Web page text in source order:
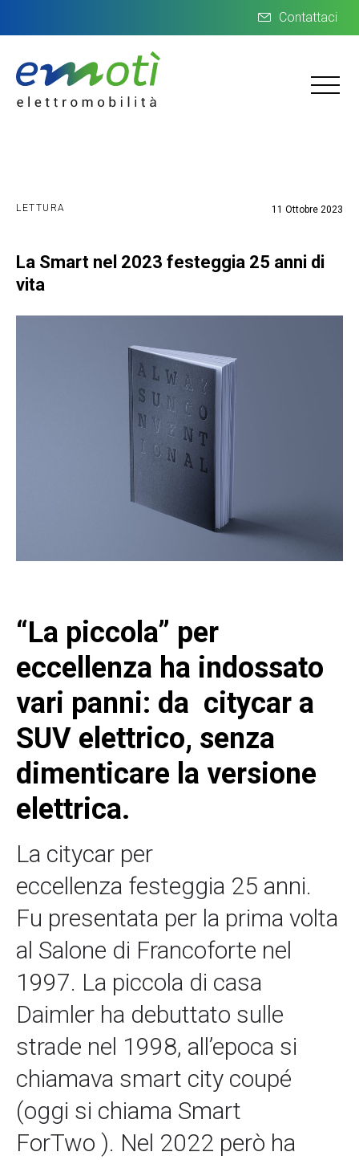
Contattaci
LETTURA 11 Ottobre 2023
La Smart nel 2023 festeggia 25 anni di
vita
“La piccola” per
eccellenza ha indossato
vari panni: da citycar a
SUV elettrico, senza
dimenticare la versione
elettrica.
La citycar per
eccellenza festeggia 25 anni.
Fu presentata per la prima volta
al Salone di Francoforte nel
1997. La piccola di casa
Daimler ha debuttato sulle
strade nel 1998, all’epoca si
chiamava smart city coupé
(oggi si chiama Smart
ForTwo ). Nel 2022 però ha